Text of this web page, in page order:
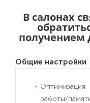
В салонах
получением
Общие настройки
Оптимизация
работы/